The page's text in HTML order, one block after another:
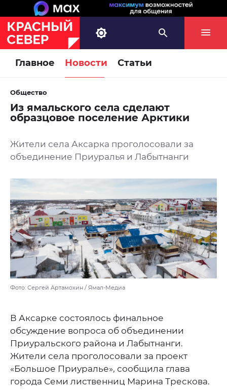
Главное Новости Статьи
Общество
Из ямальского села сделают
образцовое поселение Арктики
Жители села Аксарка проголосовали за
объединение Приуралья и Лабытнанги
Фото: Сергей Артамохин / Ямал-Медиа
В Аксарке состоялось финальное
обсуждение вопроса об объединении
Приуральского района и Лабытнанги.
Жители села проголосовали за проект
«Большое Приуралье», сообщила глава
города Семи лиственниц Марина Трескова.